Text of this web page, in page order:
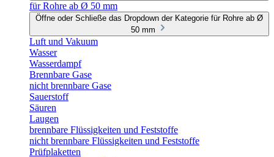
für Rohre ab Ø 50 mm
Öffne oder Schließe das Dropdown der Kategorie für Rohre ab Ø
50 mm
Luft und Vakuum
Wasser
Wasserdampf
Brennbare Gase
nicht brennbare Gase
Sauerstoff
Säuren
Laugen
brennbare Flüssigkeiten und Feststoffe
nicht brennbare Flüssigkeiten und Feststoffe
Prüfplaketten